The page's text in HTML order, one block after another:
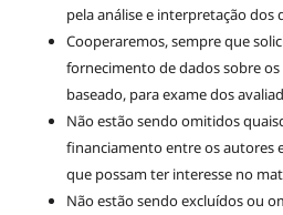
pela análise e interpretação dos
Cooperaremos, sempre que
fornecimento de dados sobre
baseado, para exame dos
Não estão sendo omitidos
financiamento entre os autores
que possam ter interesse no
Não estão sendo excluídos ou